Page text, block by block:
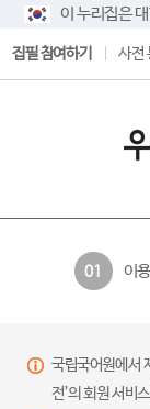
이 누리집은
집필 참여하기 사전
01 이
국립국어원에서
전’의 회원 서비